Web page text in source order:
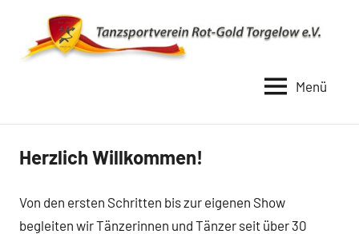
springen
Rot
Gold
1990
Menü
Herzlich Willkommen!
Von den ersten Schritten bis zur eigenen Show
begleiten wir Tänzerinnen und Tänzer seit über 30